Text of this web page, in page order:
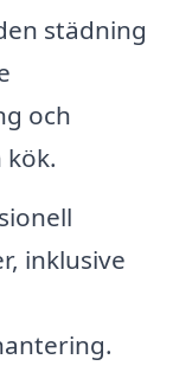
städning
och
inklusive